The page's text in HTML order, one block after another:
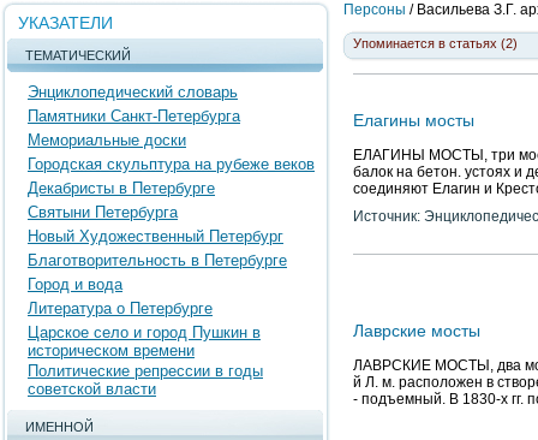
УКАЗАТЕЛИ
ТЕМАТИЧЕСКИЙ
Энциклопедический словарь
Памятники Санкт-Петербурга
Мемориальные доски
Городская скульптура на рубеже веков
Декабристы в Петербурге
Святыни Петербурга
Новый Художественный Петербург
Благотворительность в Петербурге
Город и вода
Литература о Петербурге
Царское село и город Пушкин в
историческом времени
Политические репрессии в годы
советской власти
ИМЕННОЙ
Персоны / Васильева З.Г.
Упоминается в статьях (2)
Елагины мосты
ЕЛАГИНЫ МОСТЫ, три
балок на бетон. устоях и
соединяют Елагин и
Источник:
Лаврские мосты
ЛАВРСКИЕ МОСТЫ, два
й Л. м. расположен в
- подъемный. В 1830-х гг.